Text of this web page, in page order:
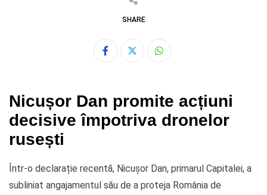
SHARE
Whatsapp
Nicușor Dan promite acțiuni
decisive împotriva dronelor
rusești
Într-o declarație recentă, Nicușor Dan, primarul Capitalei, a
subliniat angajamentul său de a proteja România de